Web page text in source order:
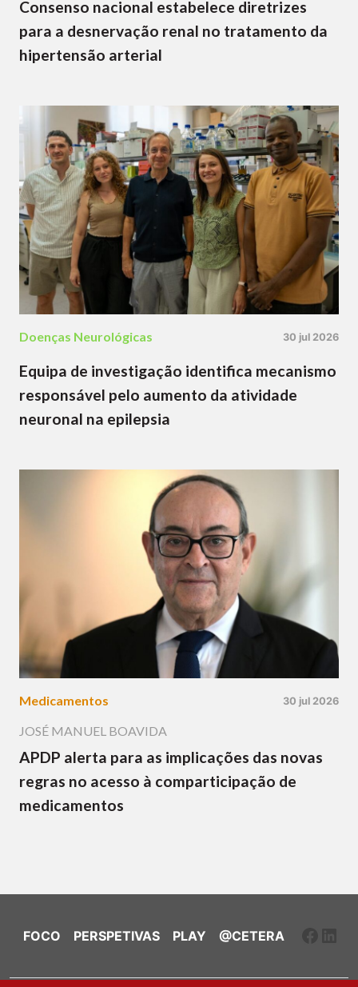
Consenso nacional estabelece diretrizes
para a desnervação renal no tratamento da
hipertensão arterial
Doenças Neurológicas 30 jul 2026
Equipa de investigação identifica mecanismo
responsável pelo aumento da atividade
neuronal na epilepsia
Medicamentos 30 jul 2026
JOSÉ MANUEL BOAVIDA
APDP alerta para as implicações das novas
regras no acesso à comparticipação de
medicamentos
FOCO PERSPETIVAS PLAY @CETERA